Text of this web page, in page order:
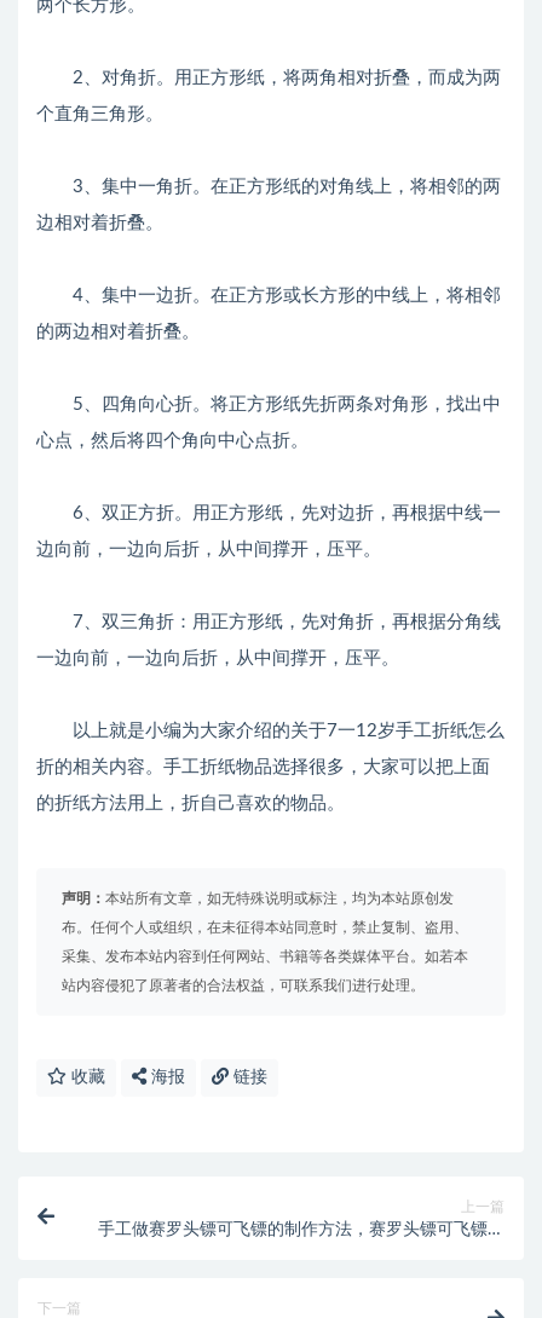
两个长方形。
2、对角折。用正方形纸，将两角相对折叠，而成为两
个直角三角形。
3、集中一角折。在正方形纸的对角线上，将相邻的两
边相对着折叠。
4、集中一边折。在正方形或长方形的中线上，将相邻
的两边相对着折叠。
5、四角向心折。将正方形纸先折两条对角形，找出中
心点，然后将四个角向中心点折。
6、双正方折。用正方形纸，先对边折，再根据中线一
边向前，一边向后折，从中间撑开，压平。
7、双三角折：用正方形纸，先对角折，再根据分角线
一边向前，一边向后折，从中间撑开，压平。
以上就是小编为大家介绍的关于7一12岁手工折纸怎么
折的相关内容。手工折纸物品选择很多，大家可以把上面
的折纸方法用上，折自己喜欢的物品。
声明： 本站所有文章，如无特殊说明或标注，均为本站原创发
布。任何个人或组织，在未征得本站同意时，禁止复制、盗用、
采集、发布本站内容到任何网站、书籍等各类媒体平台。如若本
站内容侵犯了原著者的合法权益，可联系我们进行处理。
收藏 海报 链接
上一篇
手工做赛罗头镖可飞镖的制作方法，赛罗头镖可飞镖是
下一篇